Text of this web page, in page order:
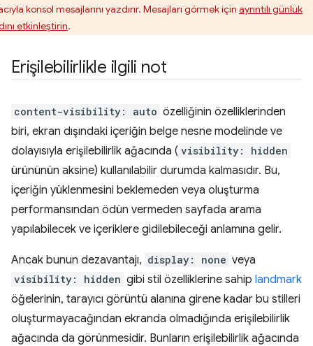
konsol mesajlarını yazdırır. Mesajları görmek için ayrıntılı günlük
etkinleştirin.
Erişilebilirlikle ilgili not
content-visibility: auto özelliğinin özelliklerinden
biri, ekran dışındaki içeriğin belge nesne modelinde ve
dolayısıyla erişilebilirlik ağacında ( visibility: hidden
ürününün aksine) kullanılabilir durumda kalmasıdır. Bu,
içeriğin yüklenmesini beklemeden veya oluşturma
performansından ödün vermeden sayfada arama
yapılabilecek ve içeriklere gidilebileceği anlamına gelir.
Ancak bunun dezavantajı, display: none veya
visibility: hidden gibi stil özelliklerine sahip landmark
öğelerinin, tarayıcı görüntü alanına girene kadar bu stilleri
oluşturmayacağından ekranda olmadığında erişilebilirlik
ağacında da görünmesidir. Bunların erişilebilirlik ağacında